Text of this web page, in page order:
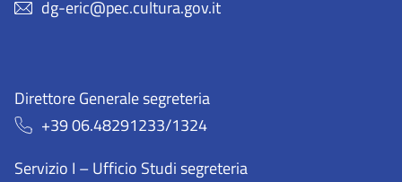
dg-eric@pec.cultura.gov.it
Direttore Generale segreteria
+39 06.48291233/1324
Servizio I – Ufficio Studi segreteria